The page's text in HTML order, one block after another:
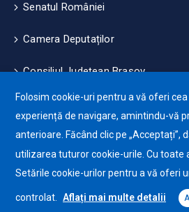
Senatul României
Camera Deputaților
Consiliul Județean Brașov
Măsuri de mediu și climă
Protecția datelor cu caracter
Politica de utilizare a
Folosim cookie-uri pentru a vă oferi
experiență de navigare, amintindu-vă
anterioare. Făcând clic pe „Acceptați”,
utilizarea tuturor cookie-urile. Cu toate
Setările cookie-urilor pentru a vă oferi
controlat. Aflați mai multe detalii